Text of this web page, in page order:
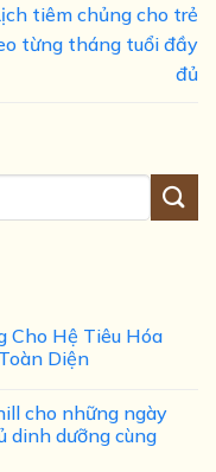
tiêm chủng cho trẻ
từng tháng tuổi đầy
đủ
Cho Hệ Tiêu Hóa
Diện
cho những ngày
dinh dưỡng cùng